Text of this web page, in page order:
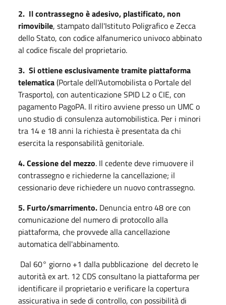
2. Il contrassegno è adesivo, plastificato, non
rimovibile, stampato dall'Istituto Poligrafico e Zecca
dello Stato, con codice alfanumerico univoco abbinato
al codice fiscale del proprietario.
3. Si ottiene esclusivamente tramite piattaforma
telematica(Portale dell'Automobilista o Portale del
Trasporto), con autenticazione SPID L2 o CIE, con
pagamento PagoPA. Il ritiro avviene presso un UMC o
uno studio di consulenza automobilistica. Per i minori
tra 14 e 18 anni la richiesta è presentata da chi
esercita la responsabilità genitoriale.
4.Cessione del mezzo. Il cedente deve rimuovere il
contrassegno e richiederne la cancellazione; il
cessionario deve richiedere un nuovo contrassegno.
5. Furto/smarrimento. Denuncia entro 48 ore con
comunicazione del numero di protocollo alla
piattaforma, che provvede alla cancellazione
automatica dell'abbinamento.
Dal 60° giorno +1 dalla pubblicazione del decreto le
autorità ex art. 12 CDS consultano la piattaforma per
identificare il proprietario e verificare la copertura
assicurativa in sede di controllo, con possibilità di